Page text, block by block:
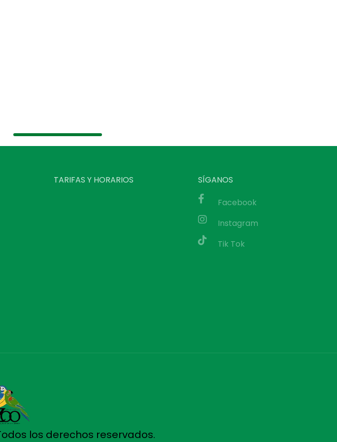
TARIFAS Y HORARIOS
SÍGANOS
Facebook
Instagram
Tik Tok
los derechos reservados.